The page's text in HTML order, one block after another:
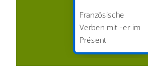
Französische
Verben mit -er im
Présent